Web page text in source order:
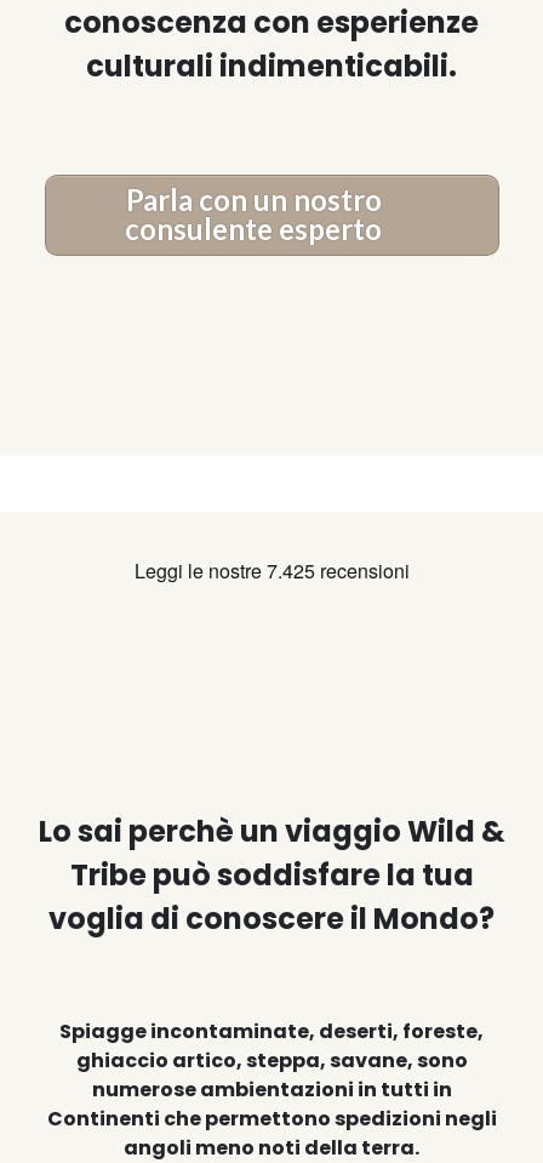
conoscenza con esperienze
culturali indimenticabili.
Parla con un nostro
consulente esperto
Lo sai perchè un viaggio Wild &
Tribe può soddisfare la tua
voglia di conoscere il Mondo?
Spiagge incontaminate, deserti, foreste,
ghiaccio artico, steppa, savane, sono
numerose ambientazioni in tutti in
Continenti che permettono spedizioni negli
angoli meno noti della terra.